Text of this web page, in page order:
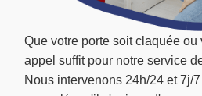
Que votre porte soit claquée ou
appel suffit pour notre service
Nous intervenons 24h/24 et 7j/